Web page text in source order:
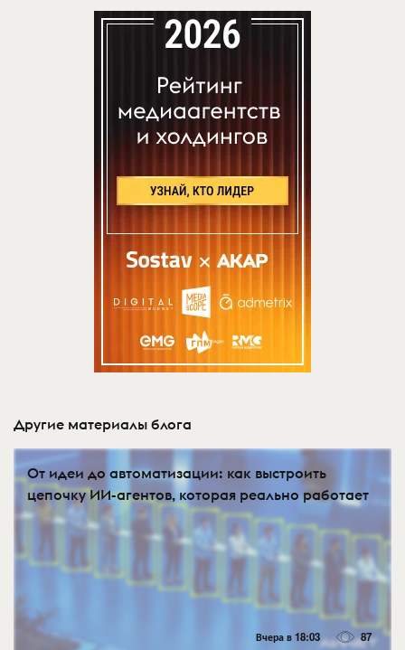
Другие материалы блога
От идеи до автоматизации: как выстроить
цепочку ИИ-агентов, которая реально работает
Вчера в 18:03 87